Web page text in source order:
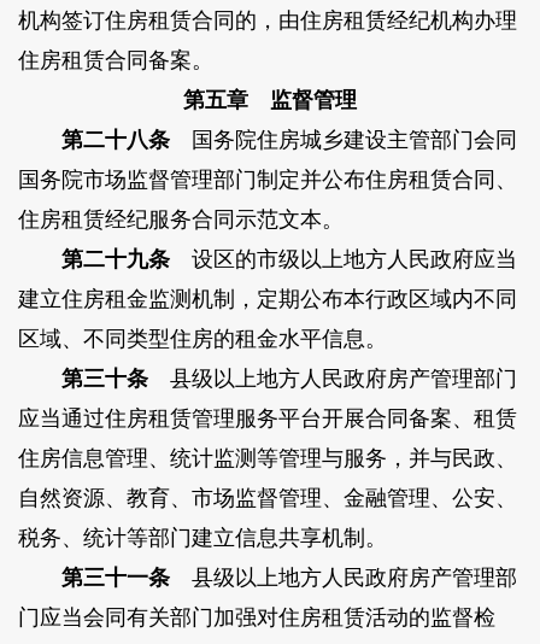
机构签订住房租赁合同的，由住房租赁经纪机构办理
住房租赁合同备案。
第五章 监督管理
第二十八条国务院住房城乡建设主管部门会同
国务院市场监督管理部门制定并公布住房租赁合同、
住房租赁经纪服务合同示范文本。
第二十九条设区的市级以上地方人民政府应当
建立住房租金监测机制，定期公布本行政区域内不同
区域、不同类型住房的租金水平信息。
第三十条县级以上地方人民政府房产管理部门
应当通过住房租赁管理服务平台开展合同备案、租赁
住房信息管理、统计监测等管理与服务，并与民政、
自然资源、教育、市场监督管理、金融管理、公安、
税务、统计等部门建立信息共享机制。
第三十一条县级以上地方人民政府房产管理部
门应当会同有关部门加强对住房租赁活动的监督检